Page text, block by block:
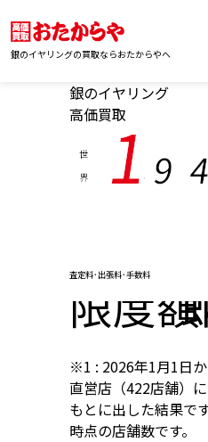
銀のイヤリングの買取ならおたからやへ
銀のイヤリング
高価買取
世
界 1, 9 4
査定料･出張料･手数料
限度
※1 : 2026年1月1日
直営店（422店舗）
もとに出した結果で
時点の店舗数です。